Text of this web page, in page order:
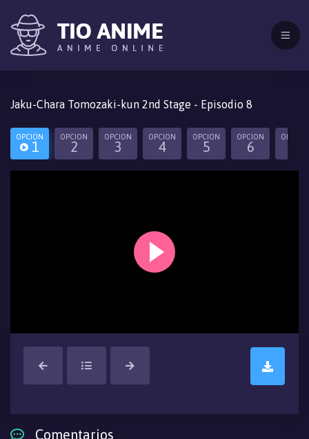
Jaku-Chara Tomozaki-kun 2nd Stage - Episodio 8
OPCION
1
OPCION
2
OPCION
3
OPCION
4
OPCION
5
OPCION
6
OPCION
Comentarios